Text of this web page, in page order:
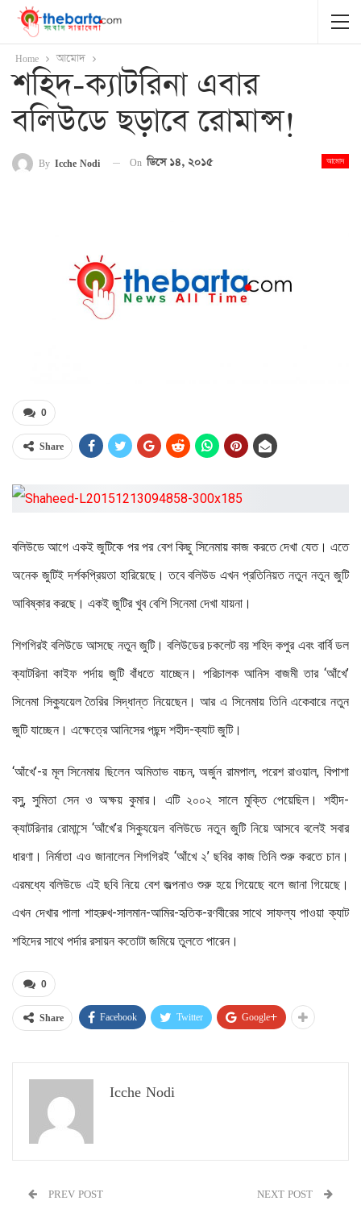
Home আমোদ
শহিদ-ক্যাটরিনা এবার
বলিউডে ছড়াবে রোমান্স!
আমোদ
By Icche Nodi On ডিসে ১৪, ২০১৫
0
Share
বলিউডে আগে একই জুটিকে পর পর বেশ কিছু সিনেমায় কাজ করতে দেখা যেত। এতে
অনেক জুটিই দর্শকপ্রিয়তা হারিয়েছে। তবে বলিউড এখন প্রতিনিয়ত নতুন নতুন জুটি
আবিষ্কার করছে। একই জুটির খুব বেশি সিনেমা দেখা যায়না।
শিগগিরই বলিউডে আসছে নতুন জুটি। বলিউডের চকলেট বয় শহিদ কপুর এবং বার্বি ডল
ক্যাটরিনা কাইফ পর্দায় জুটি বাঁধতে যাচ্ছেন। পরিচালক আনিস বাজমী তার ‘আঁখে’
সিনেমা সিক্যুয়েল তৈরির সিদ্ধান্ত নিয়েছেন। আর এ সিনেমায় তিনি একেবারে নতুন
জুটি যাচ্ছেন। এক্ষেত্রে আনিসের পছন্দ শহীদ-ক্যাট জুটি।
‘আঁখে’-র মূল সিনেমায় ছিলেন অমিতাভ বচ্চন, অর্জুন রামপাল, পরেশ রাওয়াল, বিপাশা
বসু, সুমিতা সেন ও অক্ষয় কুমার। এটি ২০০২ সালে মুক্তি পেয়েছিল। শহীদ-
ক্যাটরিনার রোমান্সে ‘আঁখে’র সিক্যুয়েল বলিউডে নতুন জুটি নিয়ে আসবে বলেই সবার
ধারণা। নির্মাতা এও জানালেন শিগগিরই ‘আঁখে ২’ ছবির কাজ তিনি শুরু করতে চান।
এরমধ্যে বলিউডে এই ছবি নিয়ে বেশ জল্পনাও শুরু হয়ে গিয়েছে বলে জানা গিয়েছে।
এখন দেখার পালা শাহরুখ-সালমান-আমির-হৃতিক-রণবীরের সাথে সাফল্য পাওয়া ক্যাট
শহিদের সাথে পর্দার রসায়ন কতোটা জমিয়ে তুলতে পারেন।
0
Share Facebook Twitter Google+
Icche Nodi
PREV POST NEXT POST